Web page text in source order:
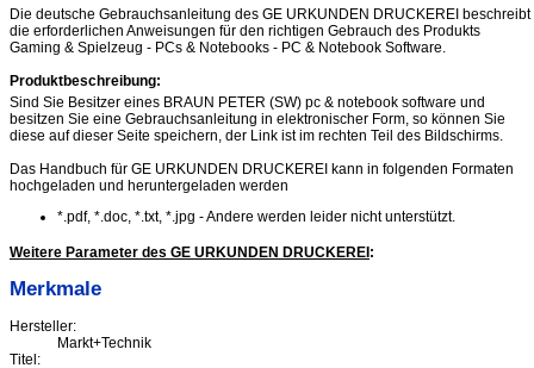
Die deutsche Gebrauchsanleitung des GE URKUNDEN DRUCKEREI beschreibt
die erforderlichen Anweisungen für den richtigen Gebrauch des Produkts
Gaming & Spielzeug - PCs & Notebooks - PC & Notebook Software.
Produktbeschreibung:
Sind Sie Besitzer eines BRAUN PETER (SW) pc & notebook software und
besitzen Sie eine Gebrauchsanleitung in elektronischer Form, so können Sie
diese auf dieser Seite speichern, der Link ist im rechten Teil des Bildschirms.
Das Handbuch für GE URKUNDEN DRUCKEREI kann in folgenden Formaten
hochgeladen und heruntergeladen werden
*.pdf, *.doc, *.txt, *.jpg - Andere werden leider nicht unterstützt.
Weitere Parameter des GE URKUNDEN DRUCKEREI :
Merkmale
Hersteller:
Markt+Technik
Titel: